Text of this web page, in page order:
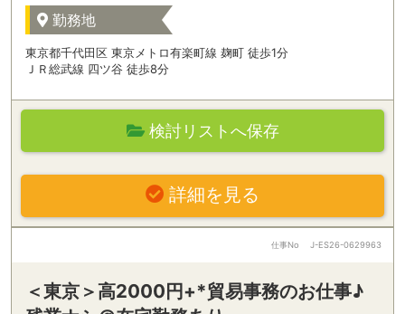
勤務地
東京都千代田区 東京メトロ有楽町線 麹町 徒歩1分
ＪＲ総武線 四ツ谷 徒歩8分
検討リストへ保存
詳細を見る
仕事No J-ES26-0629963
＜東京＞高2000円+*貿易事務のお仕事♪